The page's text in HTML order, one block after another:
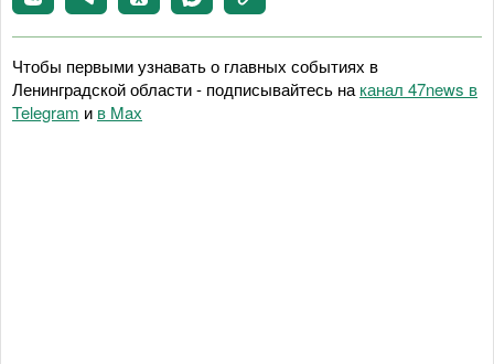
Чтобы первыми узнавать о главных событиях в
Ленинградской области - подписывайтесь на канал 47news в
Telegram и в Maх